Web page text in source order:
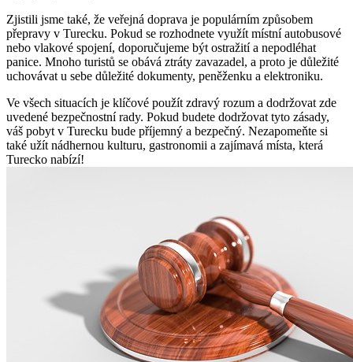
Zjistili jsme také, že veřejná doprava je populárním způsobem
přepravy v Turecku. Pokud se rozhodnete využít místní autobusové
nebo vlakové spojení, doporučujeme být ostražití a nepodléhat
panice. Mnoho turistů se obává ztráty zavazadel, a proto je důležité
uchovávat u sebe důležité dokumenty, peněženku a elektroniku.
Ve všech situacích je klíčové použít zdravý rozum a dodržovat zde
uvedené bezpečnostní rady. Pokud budete dodržovat tyto zásady,
váš pobyt v Turecku bude příjemný a bezpečný. Nezapomeňte si
také užít nádhernou kulturu, gastronomii a zajímavá místa, která
Turecko nabízí!